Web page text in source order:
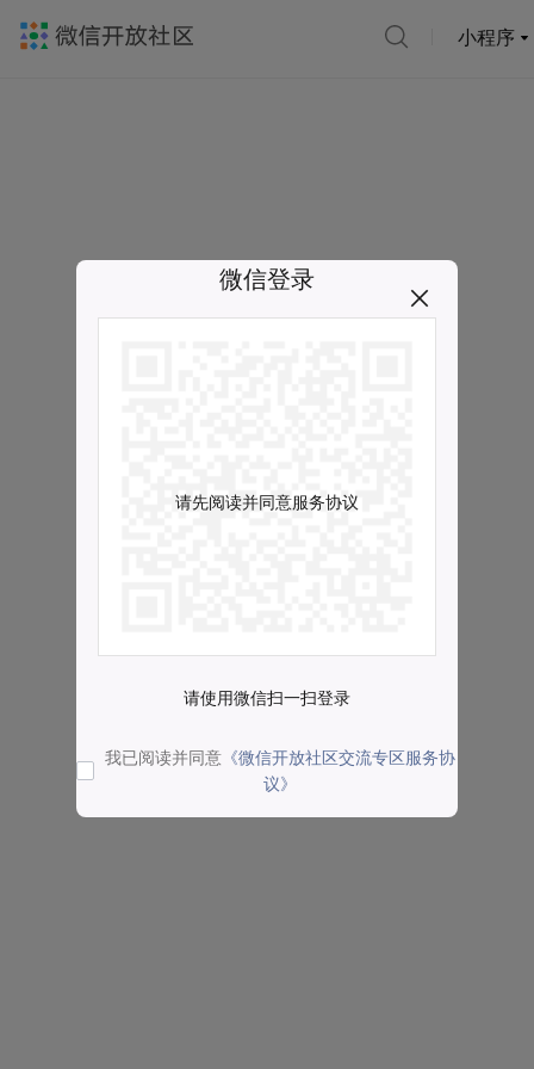
小程序
微信登录
请先阅读并同意服务协议
请使用微信扫一扫登录
我已阅读并同意 《微信开放社区交流专区服务协
议》